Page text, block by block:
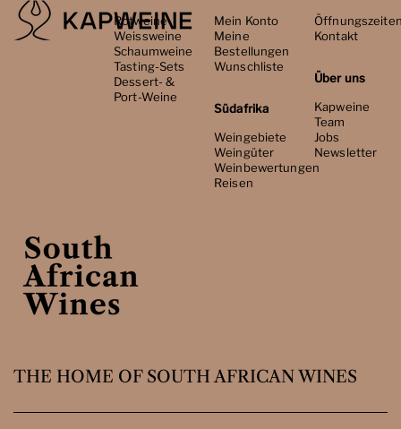
Rotweine
Weissweine
Schaumweine
Tasting-Sets
Dessert- &
Port-Weine
Mein Konto
Meine
Bestellungen
Wunschliste
Südafrika
Weingebiete
Weingüter
Weinbewertungen
Reisen
Kontakt
Über uns
Kapweine
Team
Jobs
Newsletter
THE HOME OF SOUTH AFRICAN WINES